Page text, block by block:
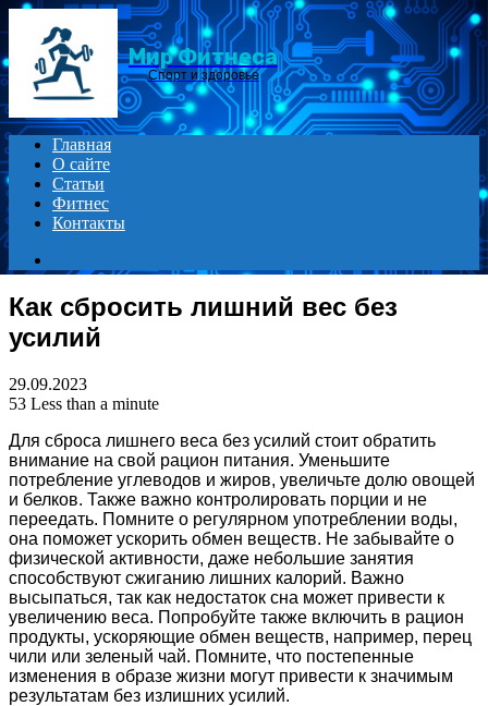
Menu
Мир Фитнеса
Спорт и здоровье
Главная
О сайте
Статьи
Фитнес
Контакты
for
Как сбросить лишний вес без
усилий
29.09.2023
53 Less than a minute
Для сброса лишнего веса без усилий стоит обратить
внимание на свой рацион питания. Уменьшите
потребление углеводов и жиров, увеличьте долю овощей
и белков. Также важно контролировать порции и не
переедать. Помните о регулярном употреблении воды,
она поможет ускорить обмен веществ. Не забывайте о
физической активности, даже небольшие занятия
способствуют сжиганию лишних калорий. Важно
высыпаться, так как недостаток сна может привести к
увеличению веса. Попробуйте также включить в рацион
продукты, ускоряющие обмен веществ, например, перец
чили или зеленый чай. Помните, что постепенные
изменения в образе жизни могут привести к значимым
результатам без излишних усилий.